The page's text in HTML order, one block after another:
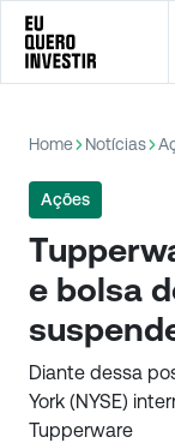
Home Notícias
Ações
e bolsa
Diante dessa
York (NYSE)
Tupperware